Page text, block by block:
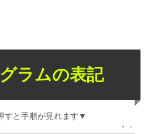
ラムの表記
すと手順が見れます▼